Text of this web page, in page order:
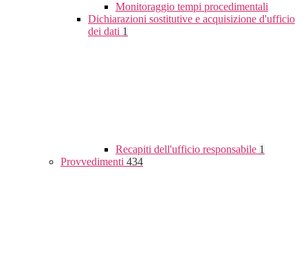
Monitoraggio tempi procedimentali
Dichiarazioni sostitutive e acquisizione d'ufficio
dei dati 1
Recapiti dell'ufficio responsabile 1
Provvedimenti 434